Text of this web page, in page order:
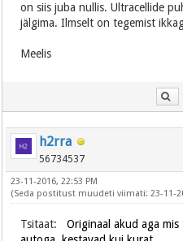
on siis juba nullis. Ultracellide
jälgima. Ilmselt on tegemist
Meelis
h2rra
56734537
23-11-2016, 22:53 PM
(Seda postitust muudeti viimati: 23-11-
Tsitaat:
Originaal akud aga